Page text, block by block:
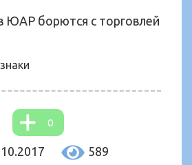
ЮАР борются с торговлей
0
589